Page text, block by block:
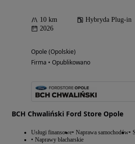
10 km Hybryda Plug-in
2026
Opole (Opolskie)
Firma • Opublikowano
BCH Chwaliński Ford Store Opole
Usługi finansowe Naprawa samochodów
Naprawy blacharskie